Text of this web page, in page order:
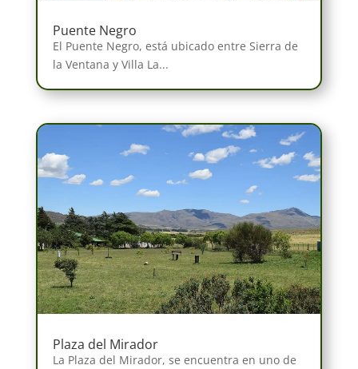
Puente Negro
El Puente Negro, está ubicado entre Sierra de
la Ventana y Villa La...
Plaza del Mirador
La Plaza del Mirador, se encuentra en uno de